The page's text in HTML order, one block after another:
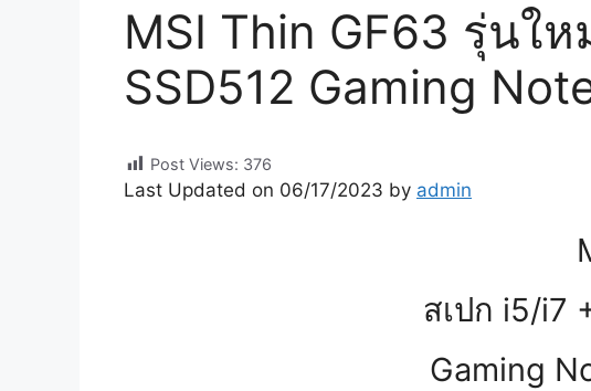
MSI Thin GF63 รุ่นใ
SSD512 Gaming
Post Views: 376
Last Updated on 06/17/2023 by admin
สเปก i5/i7
Gaming